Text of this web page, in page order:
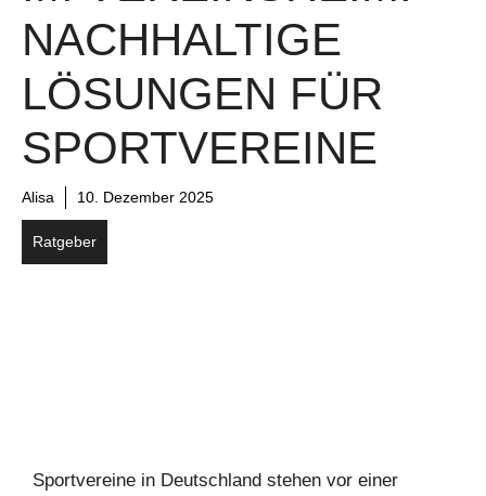
NACHHALTIGE
LÖSUNGEN FÜR
SPORTVEREINE
Alisa 10. Dezember 2025
Ratgeber
Sportvereine in Deutschland stehen vor einer